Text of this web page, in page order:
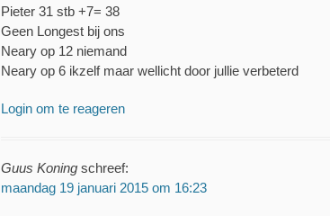
Pieter 31 stb +7= 38
Geen Longest bij ons
Neary op 12 niemand
Neary op 6 ikzelf maar wellicht door jullie verbeterd
Login om te reageren
Guus Koning schreef:
maandag 19 januari 2015 om 16:23